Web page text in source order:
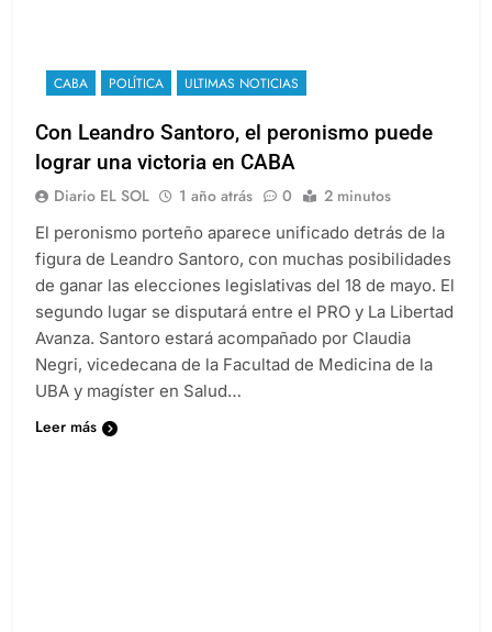
CABA POLÍTICA ULTIMAS NOTICIAS
Con Leandro Santoro, el peronismo puede
lograr una victoria en CABA
Diario EL SOL 1 año atrás 0 2 minutos
El peronismo porteño aparece unificado detrás de la
figura de Leandro Santoro, con muchas posibilidades
de ganar las elecciones legislativas del 18 de mayo. El
segundo lugar se disputará entre el PRO y La Libertad
Avanza. Santoro estará acompañado por Claudia
Negri, vicedecana de la Facultad de Medicina de la
UBA y magíster en Salud…
Leer más